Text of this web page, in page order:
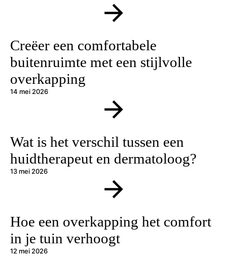
Creëer een comfortabele
buitenruimte met een stijlvolle
overkapping
14 mei 2026
Wat is het verschil tussen een
huidtherapeut en dermatoloog?
13 mei 2026
Hoe een overkapping het comfort
in je tuin verhoogt
12 mei 2026